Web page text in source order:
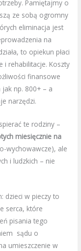
Pamiętajmy o
ze sobą ogromny
eliminacja jest
na
to opiekun płaci
i rehabilitacje. Koszty
finansowe
np. 800+ – a
narzędzi.
te rodziny –
miesięcznie na
wychowawcze), ale
i ludzkich – nie
dzieci w pieczy to
serca, które
pisania tego
sądu o
umieszczenie w